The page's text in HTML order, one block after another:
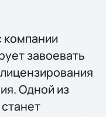
компании
завоевать
Одной из